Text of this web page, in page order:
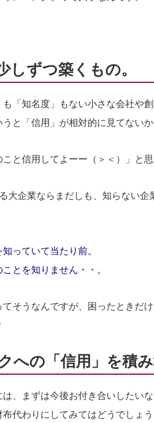
しずつ築くもの。
も「知名度」もない小さな会社や
と「信用」が相対的に見てないか
こと信用してよーー（＞＜）」と
大企業ならまだしも、知らない
っていて当たり前。
とを知りません・・。
そうなんですが、困ったときだ
への「信用」を積み
、まずは今後お付き合いしたい
代わりにしてみてはどうでしょう